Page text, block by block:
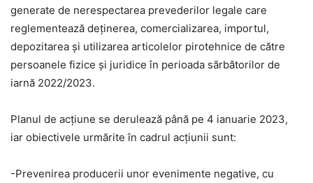
generate de nerespectarea prevederilor legale care
reglementează deţinerea, comercializarea, importul,
depozitarea şi utilizarea articolelor pirotehnice de către
persoanele fizice şi juridice în perioada sărbătorilor de
iarnă 2022/2023.
Planul de acțiune se derulează până pe 4 ianuarie 2023,
iar obiectivele urmărite în cadrul acțiunii sunt:
-Prevenirea producerii unor evenimente negative, cu